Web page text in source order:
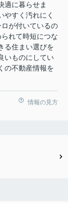
適に暮らせま
やすく汚れにく
が付いているの
れて時短につな
る住まい選びを
いものにしてい
の不動産情報を
情報の見方